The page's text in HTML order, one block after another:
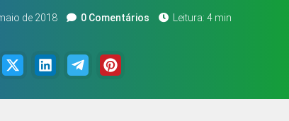
de 2018 0 Comentários Leitura: 4 min